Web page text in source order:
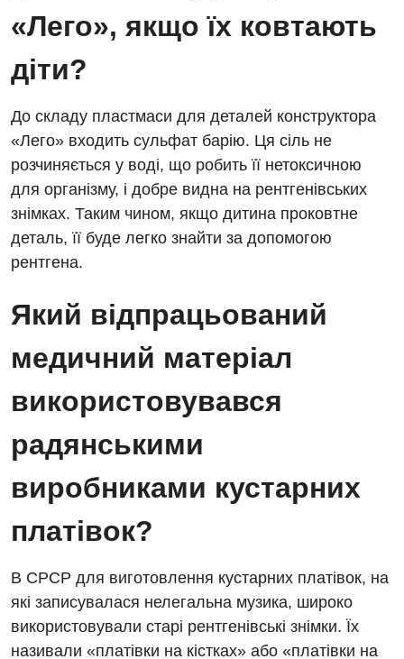
«Лего», якщо їх ковтають
діти?
До складу пластмаси для деталей конструктора
«Лего» входить сульфат барію. Ця сіль не
розчиняється у воді, що робить її нетоксичною
для організму, і добре видна на рентгенівських
знімках. Таким чином, якщо дитина проковтне
деталь, її буде легко знайти за допомогою
рентгена.
Який відпрацьований
медичний матеріал
використовувався
радянськими
виробниками кустарних
платівок?
В СРСР для виготовлення кустарних платівок, на
які записувалася нелегальна музика, широко
використовували старі рентгенівські знімки. Їх
називали «платівки на кістках» або «платівки на